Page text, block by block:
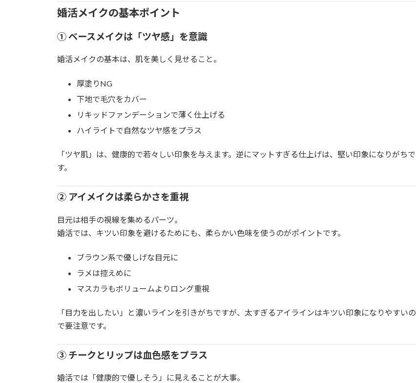
婚活メイクの基本ポイント
① ベースメイクは「ツヤ感」を意識
婚活メイクの基本は、肌を美しく見せること。
厚塗りNG
下地で毛穴をカバー
リキッドファンデーションで薄く仕上げる
ハイライトで自然なツヤ感をプラス
「ツヤ肌」は、健康的で若々しい印象を与えます。逆にマットすぎる仕上げは、堅い印象になりがちで
す。
② アイメイクは柔らかさを重視
目元は相手の視線を集めるパーツ。
婚活では、キツい印象を避けるためにも、柔らかい色味を使うのがポイントです。
ブラウン系で優しげな目元に
ラメは控えめに
マスカラもボリュームよりロング重視
「目力を出したい」と濃いラインを引きがちですが、太すぎるアイラインはキツい印象になりやすいの
で要注意です。
③ チークとリップは血色感をプラス
婚活では「健康的で優しそう」に見えることが大事。